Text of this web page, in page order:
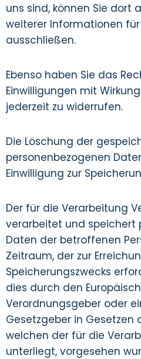
uns sind, können Sie dort
weiterer Informationen
ausschließen.
Ebenso haben Sie das
Einwilligungen mit
jederzeit zu widerrufen.
Die Löschung der
personenbezogenen
Einwilligung zur
Der für die Verarbeitung
verarbeitet und speichert
Daten der betroffenen
Zeitraum, der zur
Speicherungszwecks
dies durch den
Verordnungsgeber oder
Gesetzgeber in Gesetzen
welchen der für die
unterliegt, vorgesehen